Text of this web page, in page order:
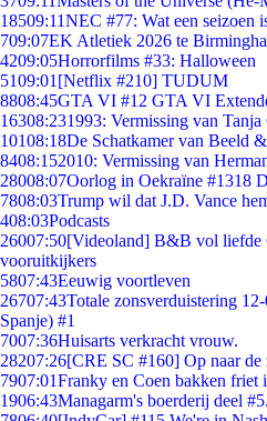
18509:11NEC #77: Wat een seizoen
709:07EK Atletiek 2026 te
4209:05Horrorfilms #33: Halloween
5109:01 [Netflix #210] TUDUM
8808:45GTA VI #12 GTA VI
16308:231993: Vermissing van Tanja
10108:18De Schatkamer van Beeld
8408:152010: Vermissing van
28008:07Oorlog in Oekraïne #1318
7808:03Trump wil dat J.D. Vance
408:03Podcasts
26007:50[Videoland] B&B vol liefde
vooruitkijkers
5807:43Eeuwig voortleven
26707:43Totale zonsverduistering
Spanje) #1
7007:36Huisarts verkracht vrouw.
28207:26[CRE SC #160] Op naar de
7907:01Franky en Coen bakken friet
1906:43Managarm's boerderij deel